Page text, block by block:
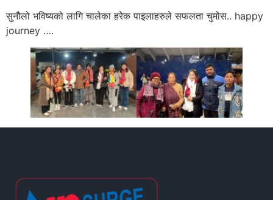
सुनौलो भविष्यको लागि चालेका हरेक पाइलाहरुले सफलता चुमोस.. happy
journey ….